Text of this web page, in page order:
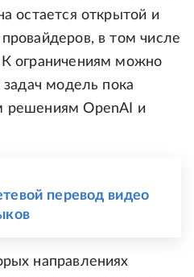
остается открытой и
в том числе
ограничениям можно
задач модель пока
решениям OpenAI и
перевод видео
направлениях